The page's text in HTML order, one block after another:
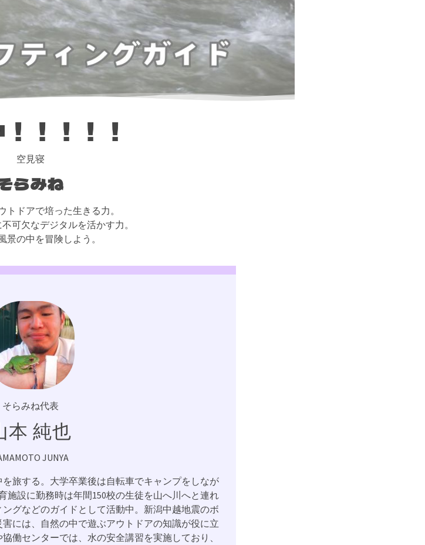
！！！！
空見寝
らみね
トドアで培った生きる力。
可欠なデジタルを活かす力。
景の中を冒険しよう。
そらみね代表
本 純也
JUNYA
旅する。大学卒業後は自転車でキャンプをしなが
施設に勤務時は年間150校の生徒を山へ川へと連れ
グなどのガイドとして活動中。新潟中越地震のボ
には、自然の中で遊ぶアウトドアの知識が役に立
働センターでは、水の安全講習を実施しており、